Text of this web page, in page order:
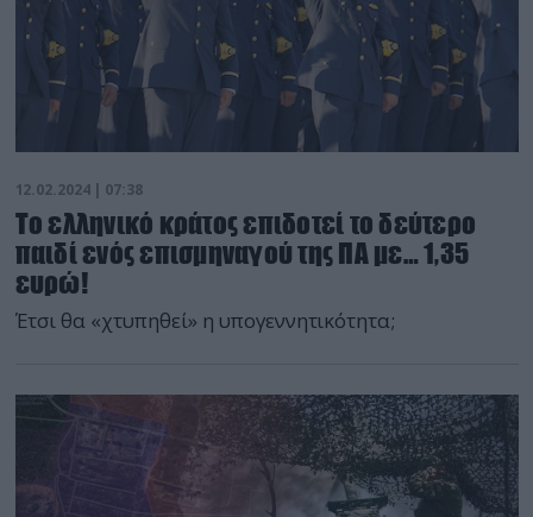
12.02.2024 | 07:38
Το ελληνικό κράτος επιδοτεί το δεύτερο
παιδί ενός επισμηναγού της ΠΑ με… 1,35
ευρώ!
Έτσι θα «χτυπηθεί» η υπογεννητικότητα;